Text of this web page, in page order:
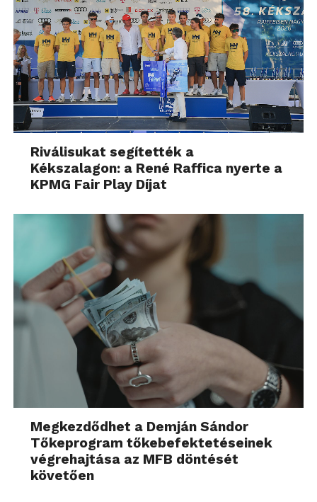
Riválisukat segítették a
Kékszalagon: a René Raffica nyerte a
KPMG Fair Play Díjat
Megkezdődhet a Demján Sándor
Tőkeprogram tőkebefektetéseinek
végrehajtása az MFB döntését
követően